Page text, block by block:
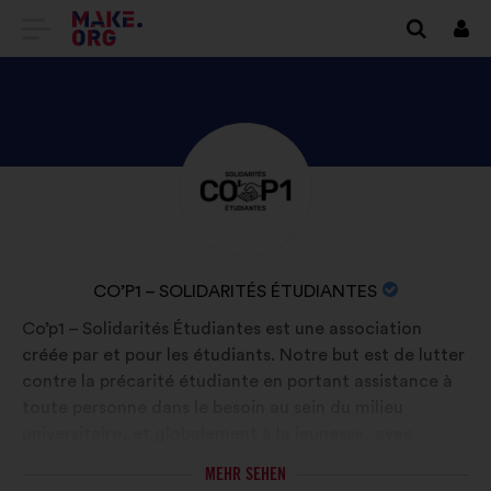
ZUR
STARTSEITE
GEHEN
ENTDECKE
DAS
VON
–
SOLIDARITÉS
NAME
DER
ORGANISATION:
CO’P1 – SOLIDARITÉS ÉTUDIANTES
Kurzbiografie:
Co’p1 – Solidarités Étudiantes est une association
créée par et pour les étudiants. Notre but est de lutter
contre la précarité étudiante en portant assistance à
MEHR SEHEN